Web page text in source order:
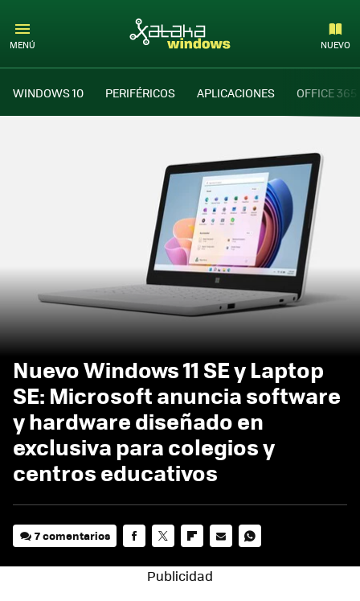
MENÚ NUEVO
WINDOWS 10 PERIFÉRICOS APLICACIONES OFFICE 365
Nuevo Windows 11 SE y Laptop
SE: Microsoft anuncia software
y hardware diseñado en
exclusiva para colegios y
centros educativos
7 comentarios
MAIL